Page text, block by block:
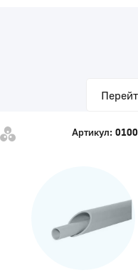
Артикул: